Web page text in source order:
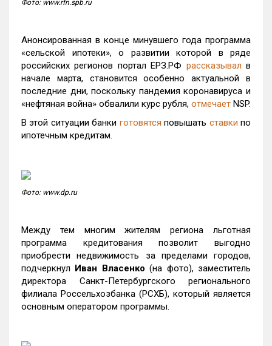
Фото: www.rfn.spb.ru
Анонсированная в конце минувшего года программа
«сельской ипотеки», о развитии которой в ряде
российских регионов портал ЕРЗ.РФ рассказывал в
начале марта, становится особенно актуальной в
последние дни, поскольку пандемия коронавируса и
«нефтяная война» обвалили курс рубля, отмечает NSP.
В этой ситуации банки готовятся повышать ставки по
ипотечным кредитам.
Фото: www.dp.ru
Между тем многим жителям региона льготная
программа кредитования позволит выгодно
приобрести недвижимость за пределами городов,
подчеркнул Иван Власенко (на фото), заместитель
директора Санкт-Петербургского регионального
филиала Россельхозбанка (РСХБ), который является
основным оператором программы.